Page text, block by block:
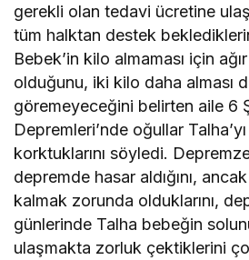
gerekli olan tedavi ücretine
tüm halktan destek
Bebek’in kilo almaması için
olduğunu, iki kilo daha alması
göremeyeceğini belirten aile 6
Depremleri’nde oğullar
korktuklarını söyledi.
depremde hasar aldığını,
kalmak zorunda olduklarını,
günlerinde Talha bebeğin
ulaşmakta zorluk çektiklerini